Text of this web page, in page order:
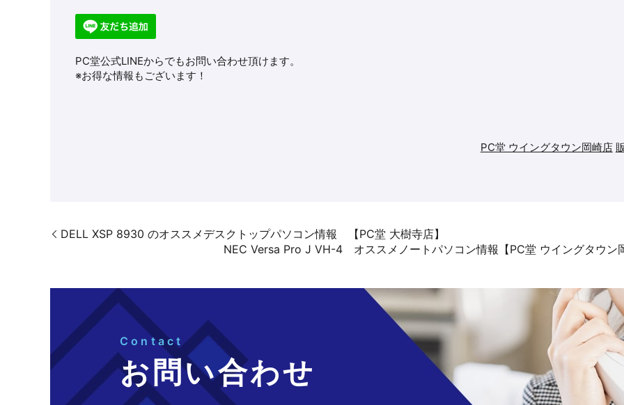
PC堂公式LINEからでもお問い合わせ頂けます。
※お得な情報もございます！
PC堂 ウイングタウン岡崎店
DELL XSP 8930 のオススメデスクトップパソコン情報 【PC堂 大樹寺店】
NEC Versa Pro J VH-4 オススメノートパソコン情報【PC堂 ウイングタウン
Contact
お問い合わせ